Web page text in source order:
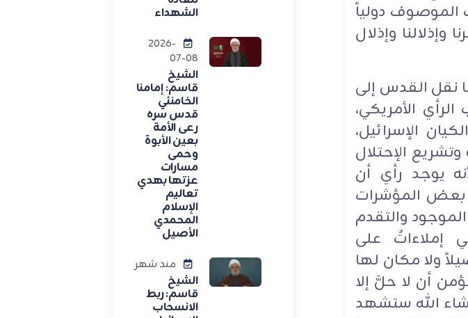
الموصوف دولياً
وإذلال
نقل القدس إلى
الأمريكي،
الإسرائيل،
الإحتلال
يوجد رأي أن
بعض المؤشرات
والتقدم
إملاءاتٌ على
ولا مكان لها
أن لا حلَّ إلا
الله ستشهد
الشهداء
2026-
07-08
الشيخ
قاسم: إمامنا
الخامنئي
قدس سره
رعى الأمة
بعين الأبوة
وحمى
مسارات
عزتها بهدي
تعاليم
الإسلام
المحمدي
الأصيل
منذ شهر
الشيخ
قاسم: ربط
الانسحاب